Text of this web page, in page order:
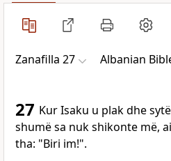
Zanafilla 27 Albanian
27 Kur Isaku u plak dhe
shumë sa nuk shikonte më,
tha: "Biri im!".